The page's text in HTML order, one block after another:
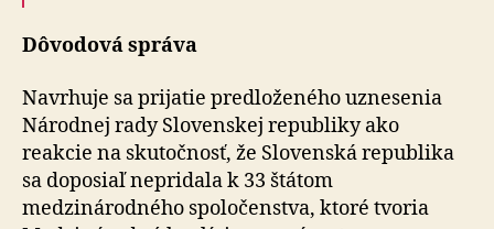
Dôvodová správa
Navrhuje sa prijatie predloženého uznesenia
Národnej rady Slovenskej republiky ako
reakcie na skutočnosť, že Slovenská republika
sa doposiaľ nepridala k 33 štátom
medzinárodného spoločenstva, ktoré tvoria